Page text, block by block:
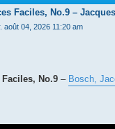
Faciles, No.9 –
août 04, 2026 11:20 am
No.9 – Bosch,